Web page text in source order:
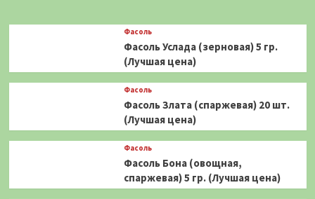
Фасоль
Фасоль Услада (зерновая) 5 гр.
(Лучшая цена)
Фасоль
Фасоль Злата (спаржевая) 20 шт.
(Лучшая цена)
Фасоль
Фасоль Бона (овощная,
спаржевая) 5 гр. (Лучшая цена)